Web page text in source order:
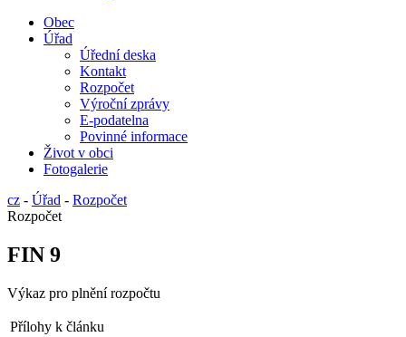
Obec
Úřad
Úřední deska
Kontakt
Rozpočet
Výroční zprávy
E-podatelna
Povinné informace
Život v obci
Fotogalerie
cz - Úřad - Rozpočet
Rozpočet
FIN 9
Výkaz pro plnění rozpočtu
Přílohy k článku